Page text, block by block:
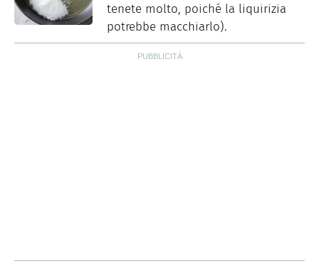
tenete molto, poiché la liquirizia
potrebbe macchiarlo).